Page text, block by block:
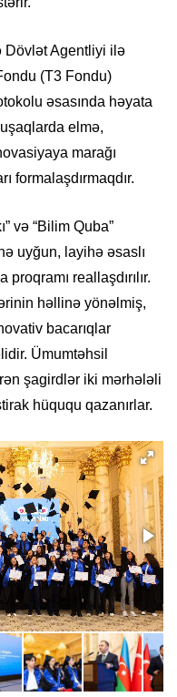
Dövlət Agentliyi ilə
(T3 Fondu)
əsasında həyata
elmə,
marağı
formalaşdırmaqdır.
və “Bilim Quba”
uyğun, layihə əsaslı
reallaşdırılır.
həllinə yönəlmiş,
bacarıqlar
Ümumtəhsil
şagirdlər iki mərhələli
hüququ qazanırlar.